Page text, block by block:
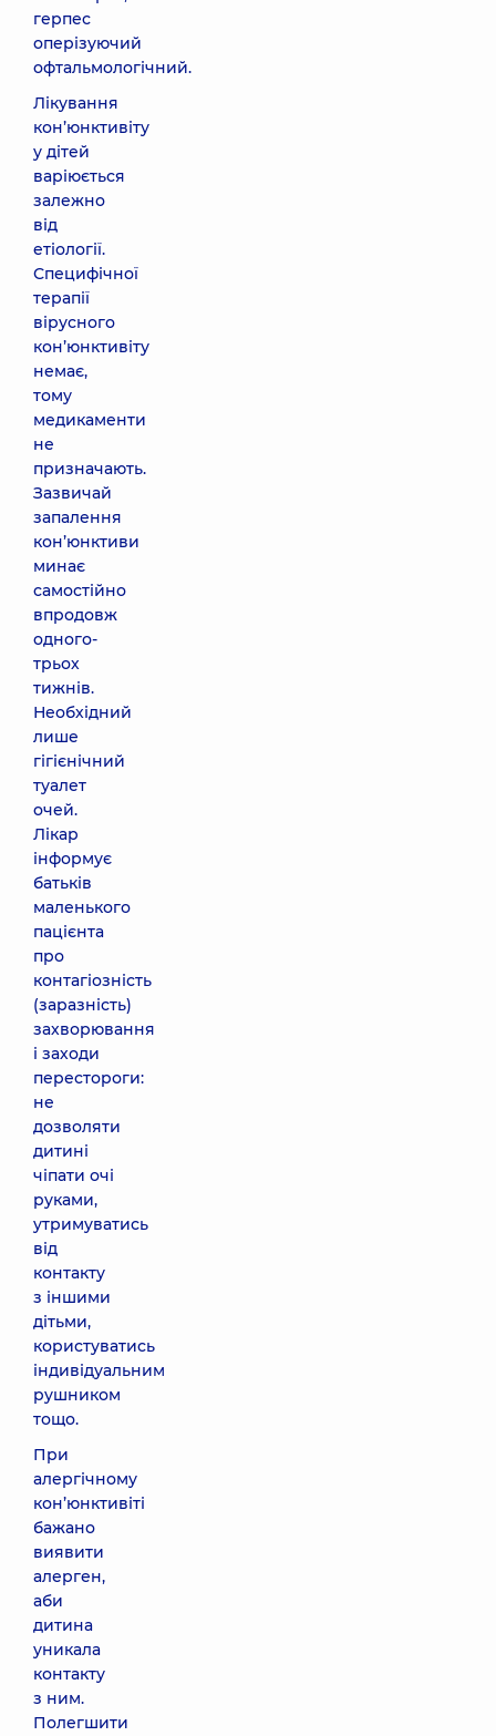
герпес
оперізуючий
офтальмологічний.
Лікування
кон’юнктивіту
у дітей
варіюється
залежно
від
етіології.
Специфічної
терапії
вірусного
кон’юнктивіту
немає,
тому
медикаменти
не
призначають.
Зазвичай
запалення
кон’юнктиви
минає
самостійно
впродовж
одного-
трьох
тижнів.
Необхідний
лише
гігієнічний
туалет
очей.
Лікар
інформує
батьків
маленького
пацієнта
про
контагіозність
(заразність)
захворювання
і заходи
перестороги:
не
дозволяти
дитині
чіпати очі
руками,
утримуватись
від
контакту
з іншими
дітьми,
користуватись
індивідуальним
рушником
тощо.
При
алергічному
кон’юнктивіті
бажано
виявити
алерген,
аби
дитина
уникала
контакту
з ним.
Полегшити